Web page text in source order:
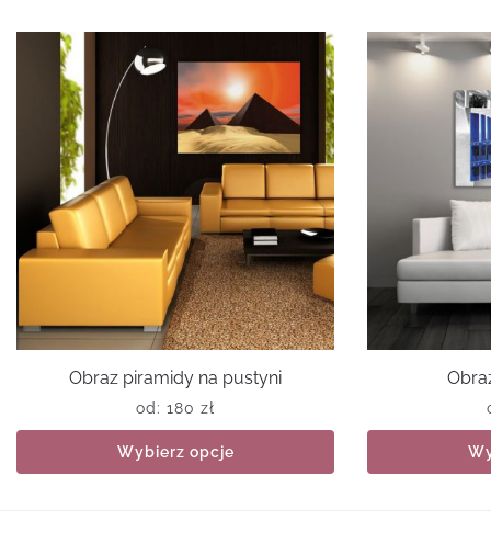
Obraz piramidy na pustyni
od: 180 zł
Wybierz opcje